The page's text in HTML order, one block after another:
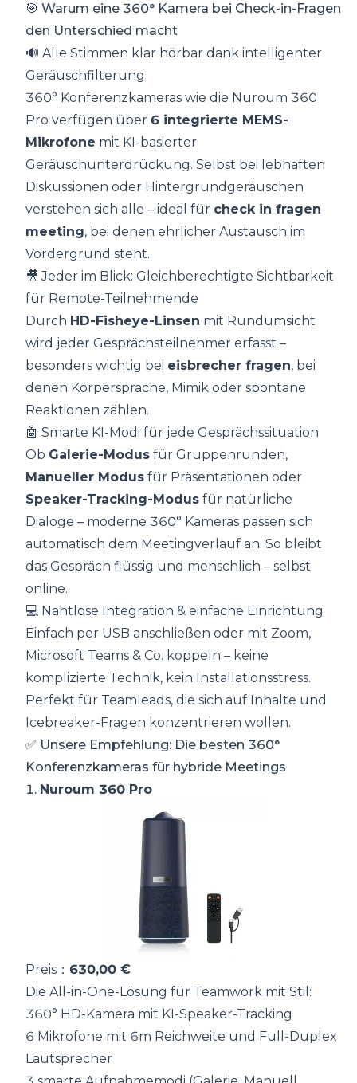
🎯 Warum eine 360° Kamera bei Check-in-Fragen
den Unterschied macht
🔊 Alle Stimmen klar hörbar dank intelligenter
Geräuschfilterung
360° Konferenzkameras wie die Nuroum 360
Pro verfügen über 6 integrierte MEMS-
Mikrofone mit KI-basierter
Geräuschunterdrückung. Selbst bei lebhaften
Diskussionen oder Hintergrundgeräuschen
verstehen sich alle – ideal für check in fragen
meeting, bei denen ehrlicher Austausch im
Vordergrund steht.
🎥 Jeder im Blick: Gleichberechtigte Sichtbarkeit
für Remote-Teilnehmende
Durch HD-Fisheye-Linsen mit Rundumsicht
wird jeder Gesprächsteilnehmer erfasst –
besonders wichtig bei eisbrecher fragen, bei
denen Körpersprache, Mimik oder spontane
Reaktionen zählen.
🤖 Smarte KI-Modi für jede Gesprächssituation
Ob Galerie-Modus für Gruppenrunden,
Manueller Modus für Präsentationen oder
Speaker-Tracking-Modus für natürliche
Dialoge – moderne 360° Kameras passen sich
automatisch dem Meetingverlauf an. So bleibt
das Gespräch flüssig und menschlich – selbst
online.
💻 Nahtlose Integration & einfache Einrichtung
Einfach per USB anschließen oder mit Zoom,
Microsoft Teams & Co. koppeln – keine
komplizierte Technik, kein Installationsstress.
Perfekt für Teamleads, die sich auf Inhalte und
Icebreaker-Fragen konzentrieren wollen.
✅ Unsere Empfehlung: Die besten 360°
Konferenzkameras für hybride Meetings
1. Nuroum 360 Pro
Preis： 630,00 €
Die All-in-One-Lösung für Teamwork mit Stil:
360° HD-Kamera mit KI-Speaker-Tracking
6 Mikrofone mit 6m Reichweite und Full-Duplex
Lautsprecher